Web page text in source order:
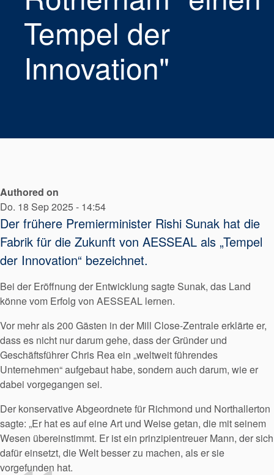
Zertifizierungen und
Standards
Kontaktieren Sie uns
Tempel der
Innovation"
Authored on
Do. 18 Sep 2025 - 14:54
Der frühere Premierminister Rishi Sunak hat die
Fabrik für die Zukunft von AESSEAL als „Tempel
der Innovation“ bezeichnet.
Bei der Eröffnung der Entwicklung sagte Sunak, das Land
könne vom Erfolg von AESSEAL lernen.
Vor mehr als 200 Gästen in der Mill Close-Zentrale erklärte er,
dass es nicht nur darum gehe, dass der Gründer und
Geschäftsführer Chris Rea ein „weltweit führendes
Unternehmen“ aufgebaut habe, sondern auch darum, wie er
dabei vorgegangen sei.
Der konservative Abgeordnete für Richmond und Northallerton
sagte: „Er hat es auf eine Art und Weise getan, die mit seinem
Wesen übereinstimmt. Er ist ein prinzipientreuer Mann, der sich
dafür einsetzt, die Welt besser zu machen, als er sie
vorgefunden hat.